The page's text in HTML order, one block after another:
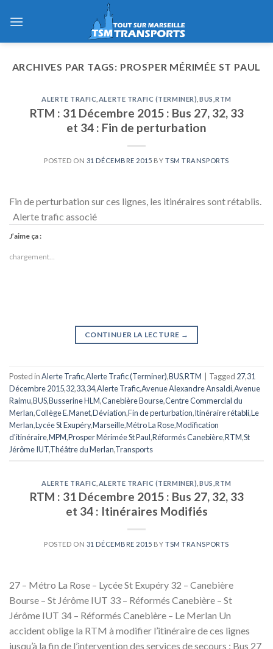
ARCHIVES PAR TAGS: PROSPER MÉRIMÉE ST PAUL
ALERTE TRAFIC ALERTE TRAFIC (TERMINER) BUS ,RTM
RTM : 31 Décembre 2015 : Bus 27, 32, 33
et 34 : Fin de perturbation
POSTED ON 31 DÉCEMBRE 2015 BY TSM TRANSPORTS
Fin de perturbation sur ces lignes, les itinéraires sont rétablis.
Alerte trafic associé
J’aime ça :
chargement…
CONTINUER LA LECTURE →
Posted inAlerte Trafic,Alerte Trafic (Terminer),BUS,RTM Tagged 27,31
Décembre 2015,32,33,34,Alerte Trafic,Avenue Alexandre Ansaldi,Avenue
Raimu,BUS,Busserine HLM,Canebière Bourse,Centre Commercial du
Merlan,Collège E.Manet,Déviation,Fin de perturbation,Itinéraire rétabli,Le
Merlan,Lycée St Exupéry,Marseille,Métro La Rose,Modification
d'itinéraire,MPM,Prosper Mérimée St Paul,Réformés Canebière,RTM,St
Jérôme IUT,Théâtre du Merlan,Transports
ALERTE TRAFIC ALERTE TRAFIC (TERMINER) BUS ,RTM
RTM : 31 Décembre 2015 : Bus 27, 32, 33
et 34 : Itinéraires Modifiés
POSTED ON 31 DÉCEMBRE 2015 BY TSM TRANSPORTS
27 – Métro La Rose – Lycée St Exupéry 32 – Canebière
Bourse – St Jérôme IUT 33 – Réformés Canebière – St
Jérôme IUT 34 – Réformés Canebière – Le Merlan Un
accident oblige la RTM à modifier l’itinéraire de ces lignes
jusqu’à la fin de l’intervention des services de secours : Bus 27